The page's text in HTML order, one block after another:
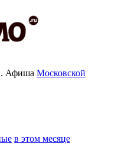
Афиша Московской
в этом месяце